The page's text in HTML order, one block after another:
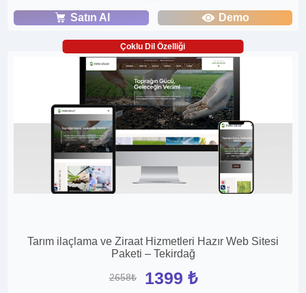
Satın Al Demo
Çoklu Dil Özelliği
Tarım ilaçlama ve Ziraat Hizmetleri Hazır Web Sitesi
Paketi – Tekirdağ
2658₺ 1399 ₺